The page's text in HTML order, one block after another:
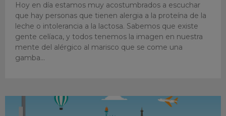
Hoy en día estamos muy acostumbrados a escuchar
que hay personas que tienen alergia a la proteína de la
leche o intolerancia a la lactosa. Sabemos que existe
gente celíaca, y todos tenemos la imagen en nuestra
mente del alérgico al marisco que se come una
gamba